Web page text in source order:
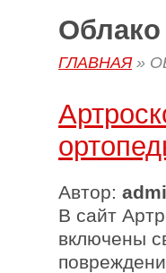
Облако
ГЛАВНАЯ»
Автор:
В сайт
включены